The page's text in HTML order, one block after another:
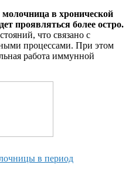
в хронической
проявляться более остро.
что связано с
процессами. При этом
работа иммунной
в период